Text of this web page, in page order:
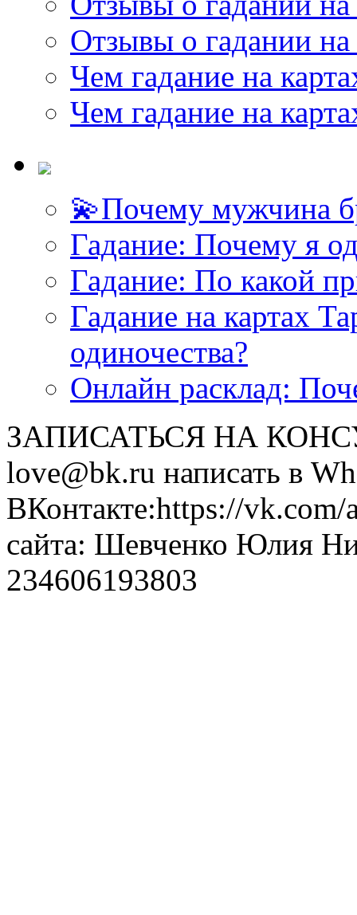
Отзывы о гадании на
Чем гадание на
Чем гадание на
💫Почему мужчина
Гадание: Почему я
Гадание: По какой
Гадание на картах
одиночества?
Онлайн расклад:
ЗАПИСАТЬСЯ НА
love@bk.ru написать в
ВКонтакте:https://
сайта: Шевченко Юлия
234606193803